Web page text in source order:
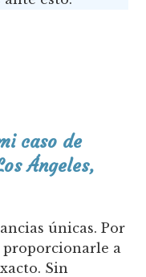
caso de
Ángeles,
únicas. Por
a
Sin